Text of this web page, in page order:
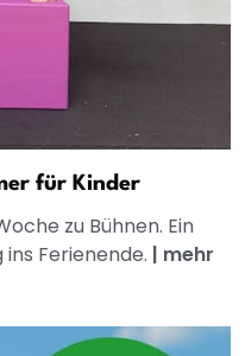
für Kinder
zu Bühnen. Ein
Ferienende. | mehr